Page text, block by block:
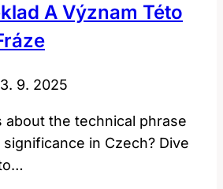
A Význam Této
3. 9. 2025
about the technical phrase
significance in Czech? Dive